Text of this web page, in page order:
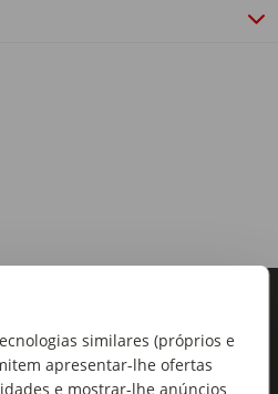
similares (próprios e
apresentar-lhe ofertas
e mostrar-lhe anúncios